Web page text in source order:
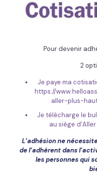
Pour devenir
2
Je paye ma
https://
aller-plus-
Je télécharge le
au siège
L’adhésion ne
de l’adhérent dans
les personnes qui